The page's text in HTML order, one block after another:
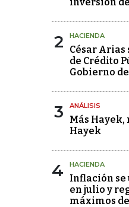
2 HACIENDA
César
de Crédito
Gobierno
3 ANÁLISIS
Más Hayek,
Hayek
4 HACIENDA
Inflación se
en julio y
máximos